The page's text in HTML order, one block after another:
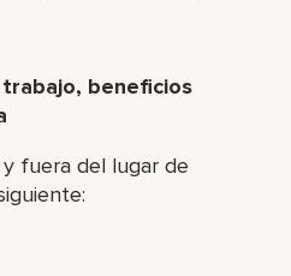
beneficios
fuera del lugar de